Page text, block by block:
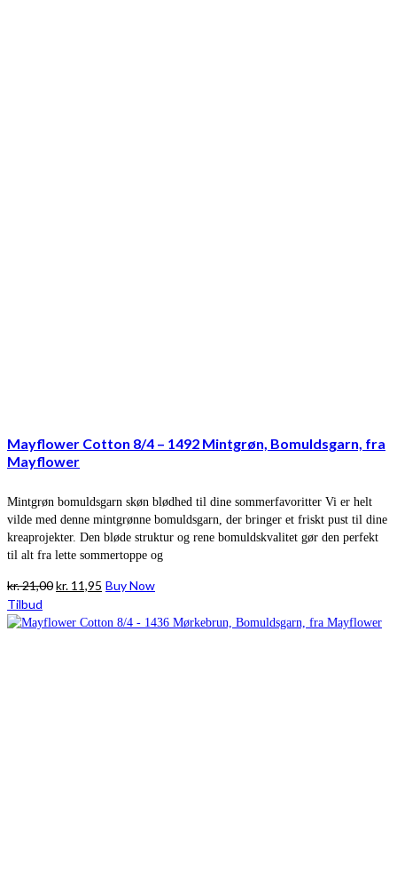
Mayflower Cotton 8/4 – 1492 Mintgrøn, Bomuldsgarn, fra
Mayflower
Mintgrøn bomuldsgarn skøn blødhed til dine sommerfavoritter Vi er helt
vilde med denne mintgrønne bomuldsgarn, der bringer et friskt pust til dine
kreaprojekter. Den bløde struktur og rene bomuldskvalitet gør den perfekt
til alt fra lette sommertoppe og
kr.21,00Den
pris
kr. 11,95 Den
pris
Buy Now
Tilbud